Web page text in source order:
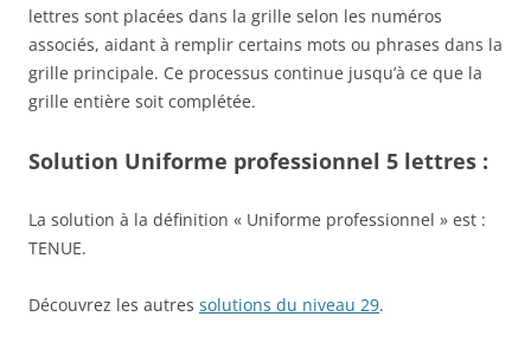
lettres sont placées dans la grille selon les numéros
associés, aidant à remplir certains mots ou phrases dans la
grille principale. Ce processus continue jusqu’à ce que la
grille entière soit complétée.
Solution Uniforme professionnel 5 lettres :
La solution à la définition « Uniforme professionnel » est :
TENUE.
Découvrez les autres solutions du niveau 29.